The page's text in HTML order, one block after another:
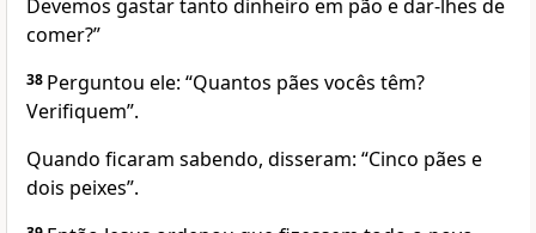
Devemos gastar tanto dinheiro em pão e dar-lhes de
comer?”
38 Perguntou ele: “Quantos pães vocês têm?
Verifiquem”.
Quando ficaram sabendo, disseram: “Cinco pães e
dois peixes”.